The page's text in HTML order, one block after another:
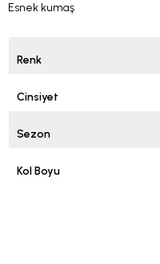
Esnek kumaş
Renk
Cinsiyet
Sezon
Kol Boyu